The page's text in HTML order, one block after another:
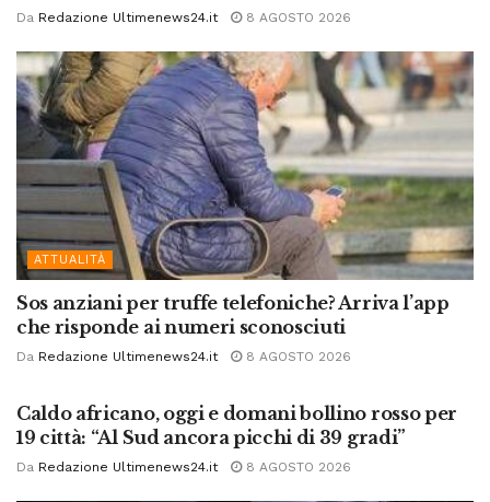
Da Redazione Ultimenews24.it 8 AGOSTO 2026
ATTUALITÀ
Sos anziani per truffe telefoniche? Arriva l’app
che risponde ai numeri sconosciuti
Da Redazione Ultimenews24.it 8 AGOSTO 2026
Caldo africano, oggi e domani bollino rosso per
19 città: “Al Sud ancora picchi di 39 gradi”
Da Redazione Ultimenews24.it 8 AGOSTO 2026